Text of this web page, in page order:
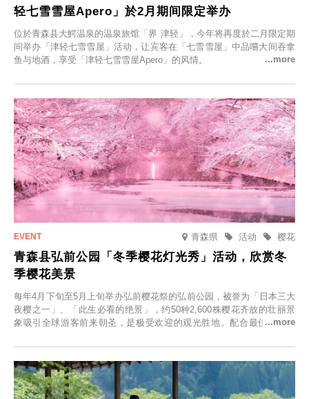
轻七雪雪屋Apero」於2月期间限定举办
位於青森县大鰐温泉的温泉旅馆「界 津轻」，今年将再度於二月限定期
间举办「津轻七雪雪屋」活动，让宾客在「七雪雪屋」中品嚐大间吞拿
鱼与地酒，享受「津轻七雪雪屋Apero」的风情。
青森県 樱花
活动
青森县弘前公园「冬季樱花灯光秀」活动，欣赏冬
季樱花美景
每年4月下旬至5月上旬举办弘前樱花祭的弘前公园，被誉为「日本三大
夜樱之一」、「此生必看的绝景」，约50种2,600株樱花齐放的壮丽景
象吸引全球游客前来朝圣，是极受欢迎的观光胜地。配合最佳观雪时
「冬季樱花灯光秀」。